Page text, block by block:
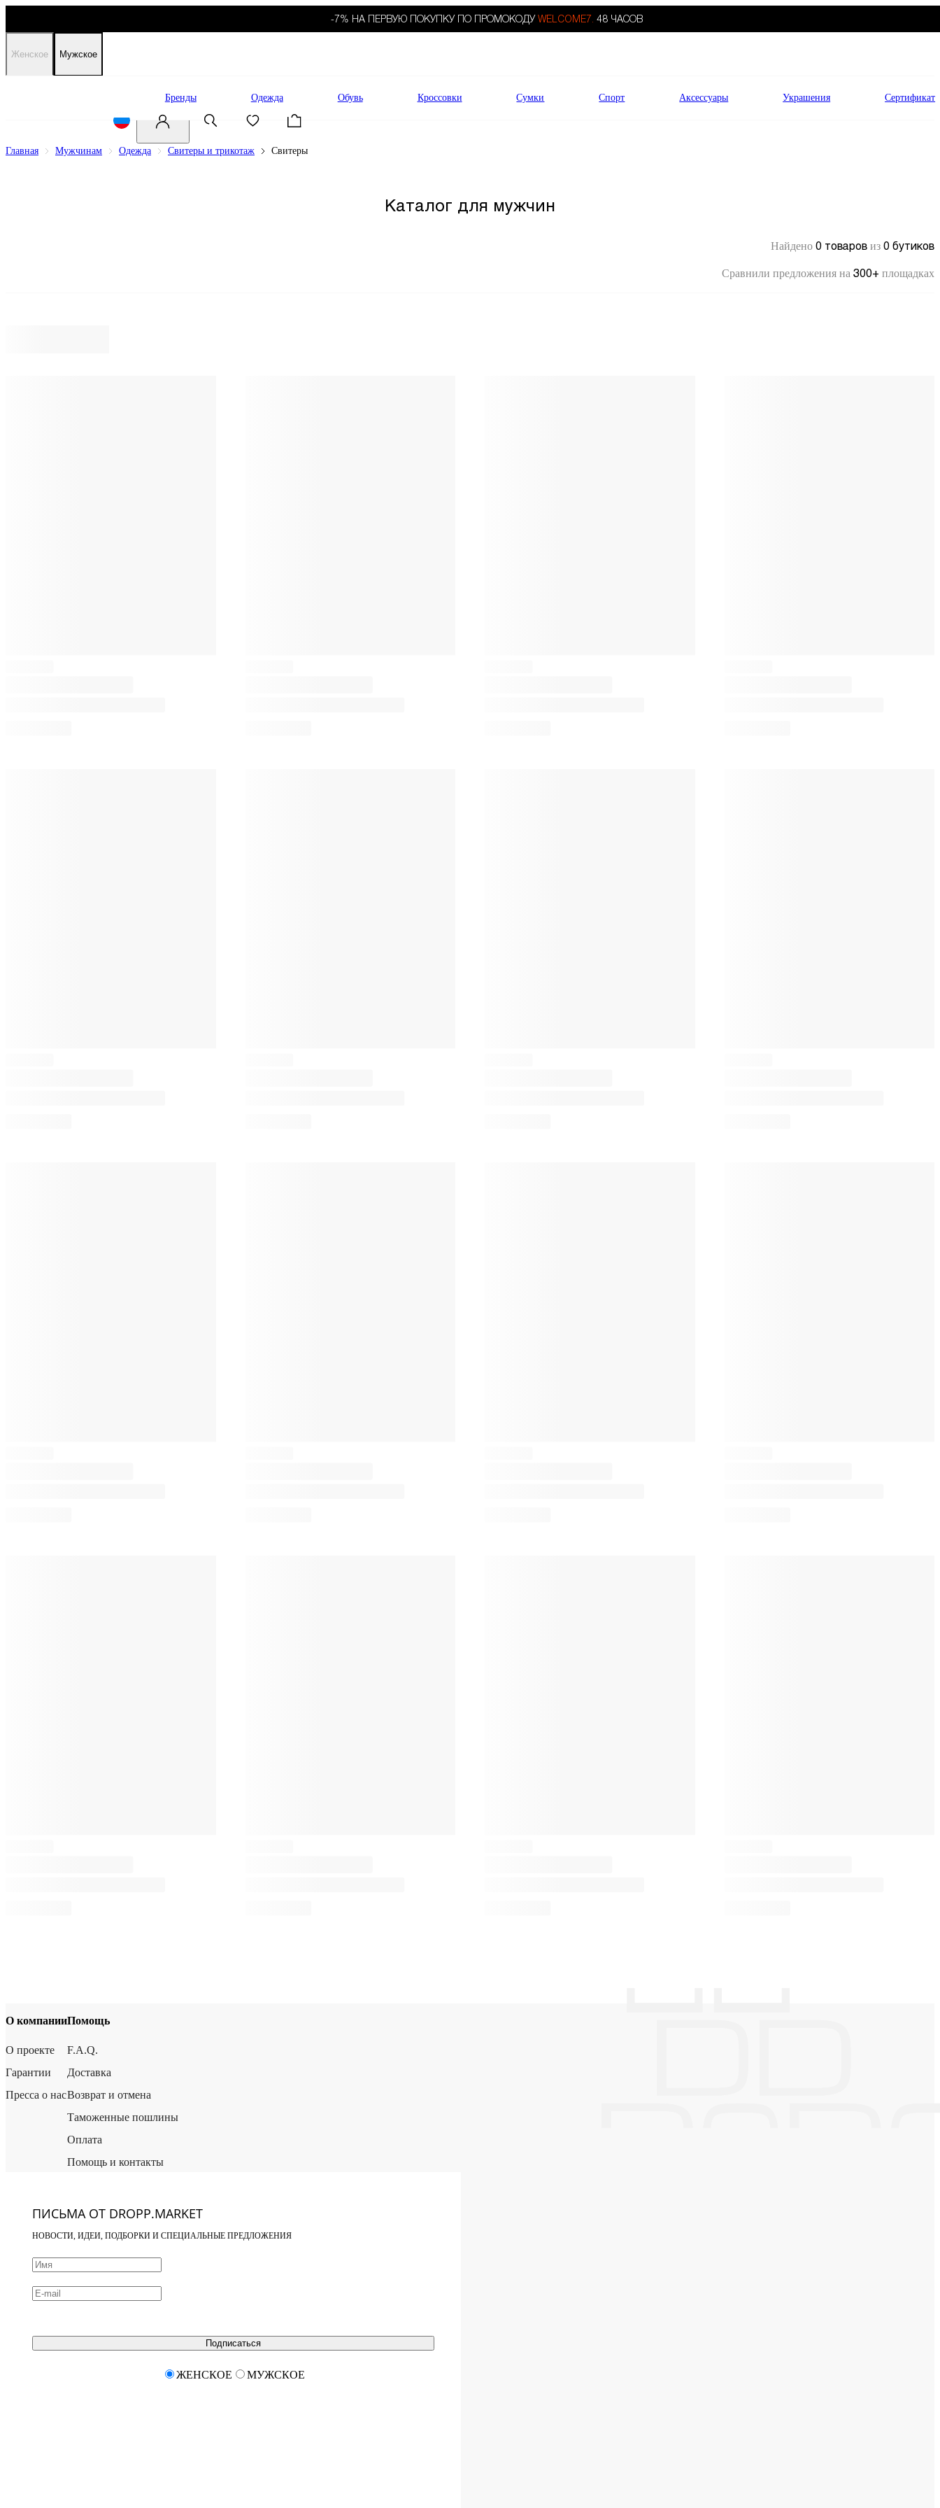
-7% НА ПЕРВУЮ ПОКУПКУ ПО ПРОМОКОДУ WELCOME7. 48 ЧАСОВ
Женское Мужское
Бренды Одежда Обувь Кроссовки Сумки Спорт Аксессуары Украшения Сертификат
Главная Мужчинам Одежда Свитеры и трикотаж Свитеры
Каталог для мужчин
Найдено 0 товаров из 0 бутиков
Сравнили предложения на 300+ площадках
О компании
О проекте
Гарантии
Пресса о нас
Помощь
F.A.Q.
Доставка
Возврат и отмена
Таможенные пошлины
Оплата
Помощь и контакты
ПИСЬМА ОТ DROPP.MARKET
НОВОСТИ, ИДЕИ, ПОДБОРКИ И СПЕЦИАЛЬНЫЕ ПРЕДЛОЖЕНИЯ
Подписаться
ЖЕНСКОЕ МУЖСКОЕ